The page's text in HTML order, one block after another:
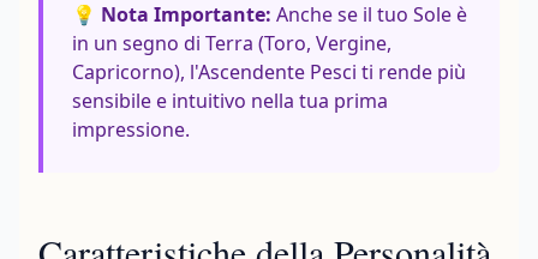
💡 Nota Importante: Anche se il tuo Sole è
in un segno di Terra (Toro, Vergine,
Capricorno), l'Ascendente Pesci ti rende più
sensibile e intuitivo nella tua prima
impressione.